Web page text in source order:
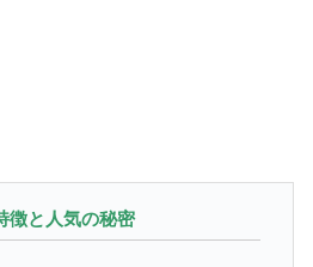
徴と人気の秘密